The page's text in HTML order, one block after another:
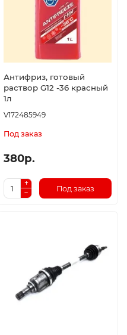
Антифриз, готовый
раствор G12 -36 красный
1л
V172485949
Под заказ
380р.
Под заказ